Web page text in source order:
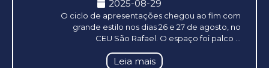
2025-08-29
O ciclo de apresentações chegou ao fim com
grande estilo nos dias 26 e 27 de agosto, no
CEU São Rafael. O espaço foi palco ...
Leia mais